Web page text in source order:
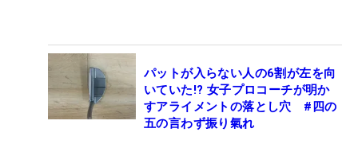
パットが入らない人の6割が左を向
いていた!? 女子プロコーチが明か
すアライメントの落とし穴 #四の
五の言わず振り氣れ